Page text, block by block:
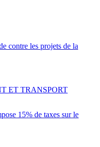
contre les projets de la
15% de taxes sur le
ET TRANSPORT